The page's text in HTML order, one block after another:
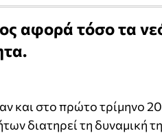
αφορά τόσο τα
και στο πρώτο τρίμηνο
διατηρεί τη δυναμική